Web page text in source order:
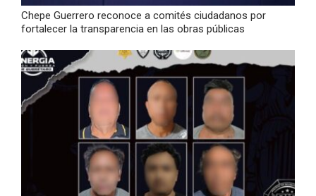
Chepe Guerrero reconoce a comités ciudadanos por
fortalecer la transparencia en las obras públicas